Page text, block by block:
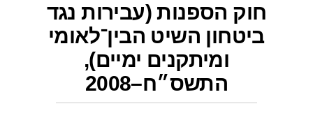
חוק הספנות (עבירות נגד
ביטחון השיט הבין־לאומי
ומיתקנים ימיים),
התשס״ח–2008